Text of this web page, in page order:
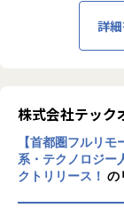
・データマート
ア・デザイナー
■社員インタビュ
・“ 分析×エンジ
育てる」アナリテ
https://
_hayashi
協働しながらデ
ことができます
● ツールやシス
意外の領域にも希
での能力の向上も
● 技術や理論の
きます
● PODBなど社会
詳
株式会社テック
【首都圏フルリ
系・テクノロジー
クトリリース！ の